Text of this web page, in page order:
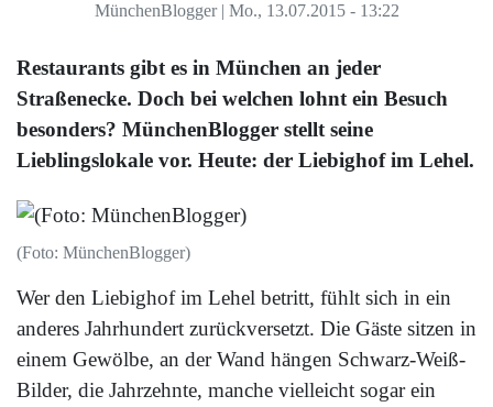
MünchenBlogger | Mo., 13.07.2015 - 13:22
Restaurants gibt es in München an jeder
Straßenecke. Doch bei welchen lohnt ein Besuch
besonders? MünchenBlogger stellt seine
Lieblingslokale vor. Heute: der Liebighof im Lehel.
(Foto: MünchenBlogger)
Wer den Liebighof im Lehel betritt, fühlt sich in ein
anderes Jahrhundert zurückversetzt. Die Gäste sitzen in
einem Gewölbe, an der Wand hängen Schwarz-Weiß-
Bilder, die Jahrzehnte, manche vielleicht sogar ein